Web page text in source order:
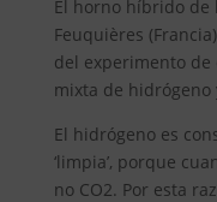
El horno híbrido de
Feuquières
del experimento
mixta de hidrógeno
El hidrógeno es
‘limpia’, porque
no CO2. Por esta